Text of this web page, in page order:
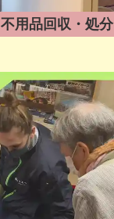
不用品回収・処分